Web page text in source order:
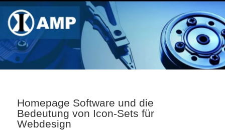
Homepage Software und die
Bedeutung von Icon-Sets für
Webdesign